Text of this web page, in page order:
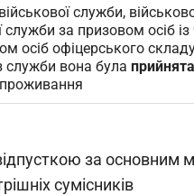
служби,
служби за призовом осіб із
осіб офіцерського
служби вона була
за основним
сумісників